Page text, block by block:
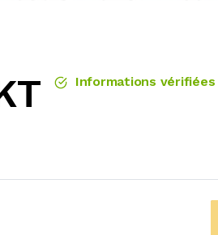
Informations vérifiées